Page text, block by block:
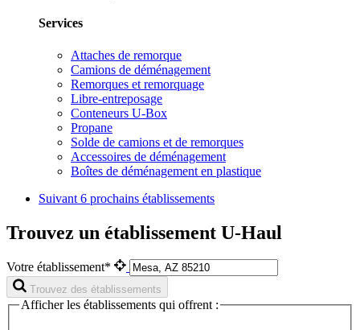
Services
Attaches de remorque
Camions de déménagement
Remorques et remorquage
Libre-entreposage
Conteneurs U-Box
Propane
Solde de camions et de remorques
Accessoires de déménagement
Boîtes de déménagement en plastique
Suivant 6 prochains établissements
Trouvez un établissement U-Haul
Votre établissement*
Trouvez des établissements
Afficher les établissements qui offrent :